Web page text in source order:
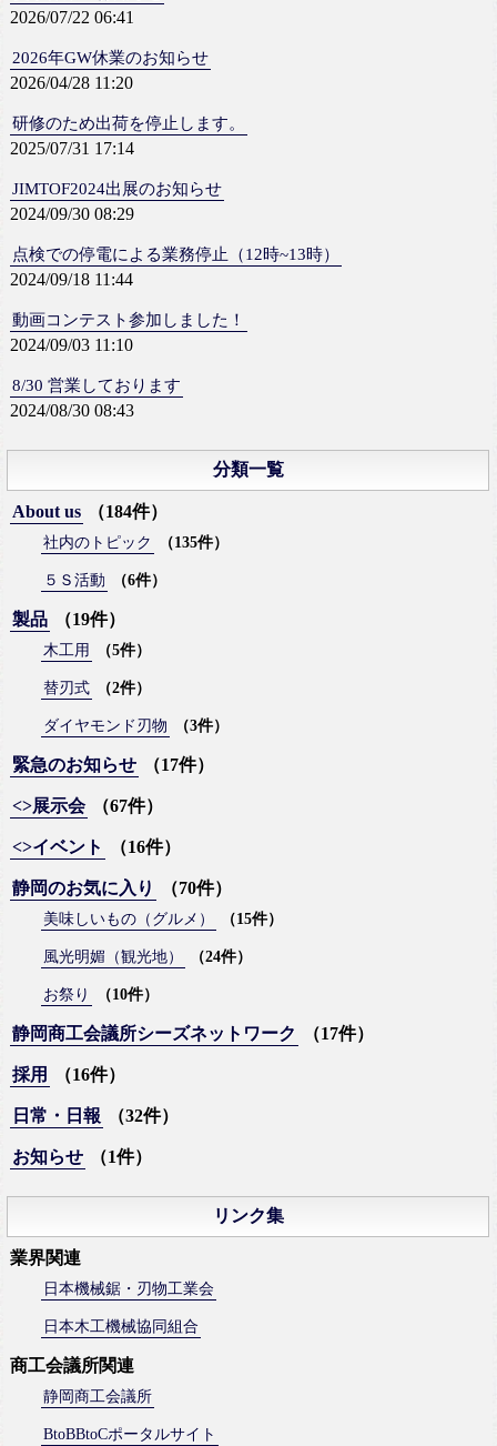
2026/07/22 06:41
2026年GW休業のお知らせ
2026/04/28 11:20
研修のため出荷を停止します。
2025/07/31 17:14
JIMTOF2024出展のお知らせ
2024/09/30 08:29
点検での停電による業務停止（12時~13時）
2024/09/18 11:44
動画コンテスト参加しました！
2024/09/03 11:10
8/30 営業しております
2024/08/30 08:43
分類一覧
About us （184件）
社内のトピック （135件）
５Ｓ活動 （6件）
製品 （19件）
木工用 （5件）
替刃式 （2件）
ダイヤモンド刃物 （3件）
緊急のお知らせ （17件）
<>展示会 （67件）
<>イベント （16件）
静岡のお気に入り （70件）
美味しいもの（グルメ） （15件）
風光明媚（観光地） （24件）
お祭り （10件）
静岡商工会議所シーズネットワーク （17件）
採用 （16件）
日常・日報 （32件）
お知らせ （1件）
リンク集
業界関連
日本機械鋸・刃物工業会
日本木工機械協同組合
商工会議所関連
静岡商工会議所
BtoBBtoCポータルサイト